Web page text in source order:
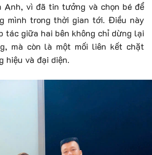
Anh, vì đã tin tưởng và chọn bé để
mình trong thời gian tới. Điều này
tác giữa hai bên không chỉ dừng lại
mà còn là một mối liên kết chặt
hiệu và đại diện.